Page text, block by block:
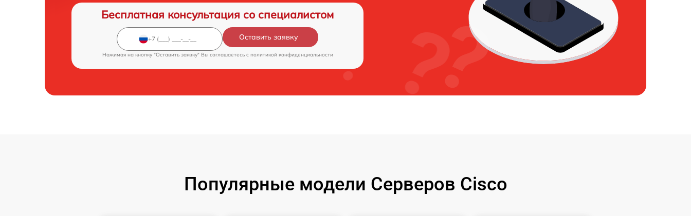
Бесплатная консультация со специалистом
Оставить заявку
Нажимая на кнопку "Оставить заявку" Вы соглашаетесь c политикой конфиденциальности
Популярные модели Серверов Cisco